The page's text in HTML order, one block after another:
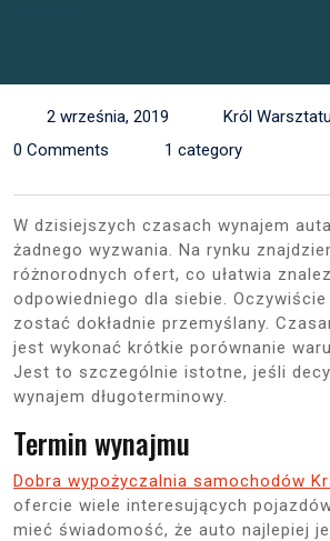
2 września, 2019
Król Warsztatu
0 Comments
1 category
W dzisiejszych czasach wynajem
żadnego wyzwania. Na rynku
różnorodnych ofert, co ułatwia
odpowiedniego dla siebie.
zostać dokładnie przemyślany.
jest wykonać krótkie porównanie
Jest to szczególnie istotne, jeśli
wynajem długoterminowy.
Termin wynajmu
Dobra wypożyczalnia samochodów
ofercie wiele interesujących
mieć świadomość, że auto najlepiej